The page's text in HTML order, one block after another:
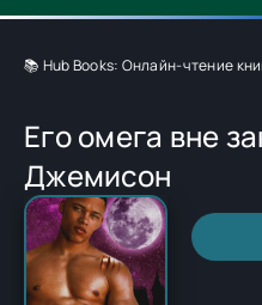
📚 Hub Books: Онлайн-чтение
Его омега вне
Джемисон